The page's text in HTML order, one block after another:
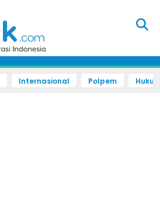
Internasional Polpem